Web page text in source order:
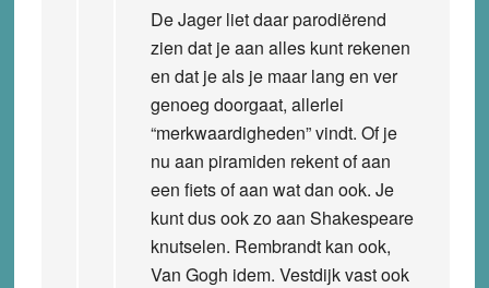
De Jager liet daar parodiërend
zien dat je aan alles kunt rekenen
en dat je als je maar lang en ver
genoeg doorgaat, allerlei
“merkwaardigheden” vindt. Of je
nu aan piramiden rekent of aan
een fiets of aan wat dan ook. Je
kunt dus ook zo aan Shakespeare
knutselen. Rembrandt kan ook,
Van Gogh idem. Vestdijk vast ook